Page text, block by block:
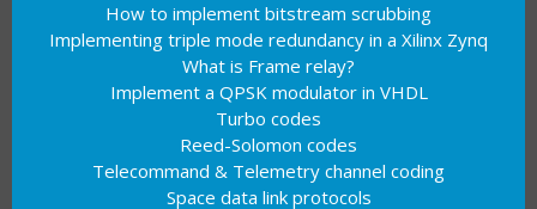
How to implement bitstream scrubbing
Implementing triple mode redundancy in a Xilinx Zynq
What is Frame relay?
Implement a QPSK modulator in VHDL
Turbo codes
Reed-Solomon codes
Telecommand & Telemetry channel coding
Space data link protocols